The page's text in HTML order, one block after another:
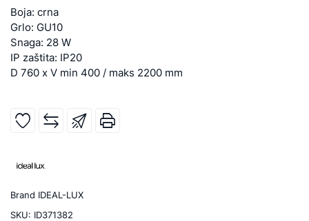
Boja: crna
Grlo: GU10
Snaga: 28 W
IP zaštita: IP20
D 760 x V min 400 / maks 2200 mm
Brand IDEAL-LUX
SKU: ID371382